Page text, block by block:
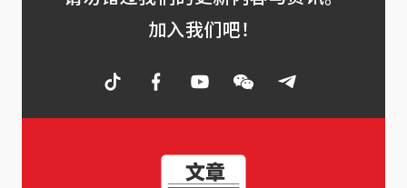
加入我们吧！